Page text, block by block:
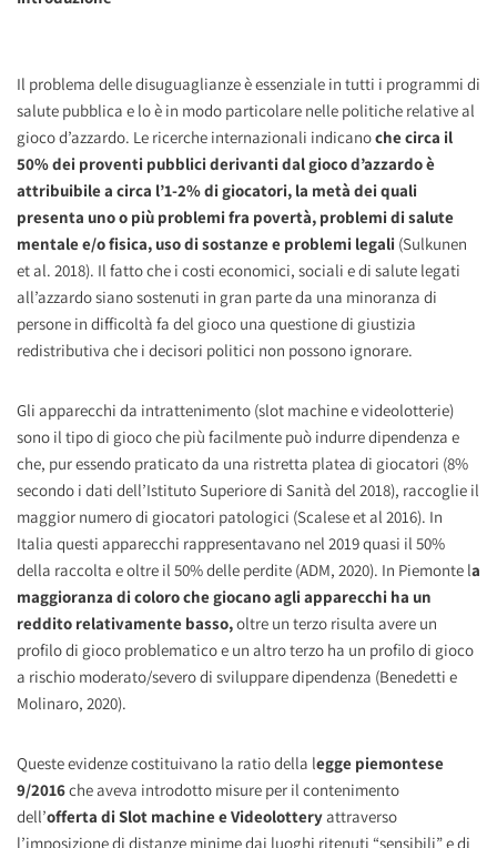
Il problema delle disuguaglianze è essenziale in tutti i programmi di
salute pubblica e lo è in modo particolare nelle politiche relative al
gioco d’azzardo. Le ricerche internazionali indicanoche circa il
50% dei proventi pubblici derivanti dal gioco d’azzardo è
attribuibile a circa l’1-2% di giocatori, la metà dei quali
presenta uno o più problemi fra povertà, problemi di salute
mentale e/o fisica, uso di sostanze e problemi legali (Sulkunen
et al. 2018). Il fatto che i costi economici, sociali e di salute legati
all’azzardo siano sostenuti in gran parte da una minoranza di
persone in difficoltà fa del gioco una questione di giustizia
redistributiva che i decisori politici non possono ignorare.
Gli apparecchi da intrattenimento (slot machine e videolotterie)
sono il tipo di gioco che più facilmente può indurre dipendenza e
che, pur essendo praticato da una ristretta platea di giocatori (8%
secondo i dati dell’Istituto Superiore di Sanità del 2018), raccoglie il
maggior numero di giocatori patologici (Scalese et al 2016). In
Italia questi apparecchi rappresentavano nel 2019 quasi il 50%
della raccolta e oltre il 50% delle perdite (ADM, 2020). In Piemonte la
maggioranza di coloro che giocano agli apparecchi ha un
reddito relativamente basso,oltre un terzo risulta avere un
profilo di gioco problematico e un altro terzo ha un profilo di gioco
a rischio moderato/severo di sviluppare dipendenza (Benedetti e
Molinaro, 2020).
Queste evidenze costituivano la ratio della legge piemontese
9/2016che aveva introdotto misure per il contenimento
dell’offerta di Slot machine e Videolotteryattraverso
l’imposizione di distanze minime dai luoghi ritenuti “sensibili” e di